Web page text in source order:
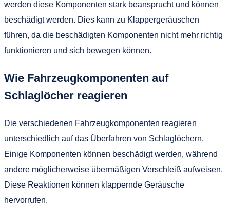
werden diese Komponenten stark beansprucht und können
beschädigt werden. Dies kann zu Klappergeräuschen
führen, da die beschädigten Komponenten nicht mehr richtig
funktionieren und sich bewegen können.
Wie Fahrzeugkomponenten auf
Schlaglöcher reagieren
Die verschiedenen Fahrzeugkomponenten reagieren
unterschiedlich auf das Überfahren von Schlaglöchern.
Einige Komponenten können beschädigt werden, während
andere möglicherweise übermäßigen Verschleiß aufweisen.
Diese Reaktionen können klappernde Geräusche
hervorrufen.